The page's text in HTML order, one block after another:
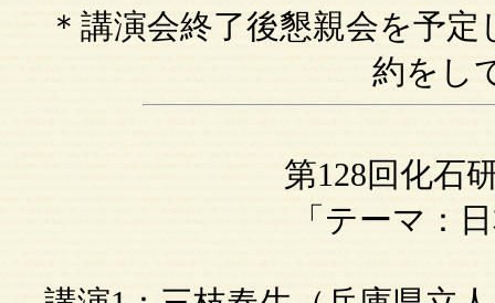
＊講演会終了後懇親会を予
約をし
第128回化石
「テーマ：